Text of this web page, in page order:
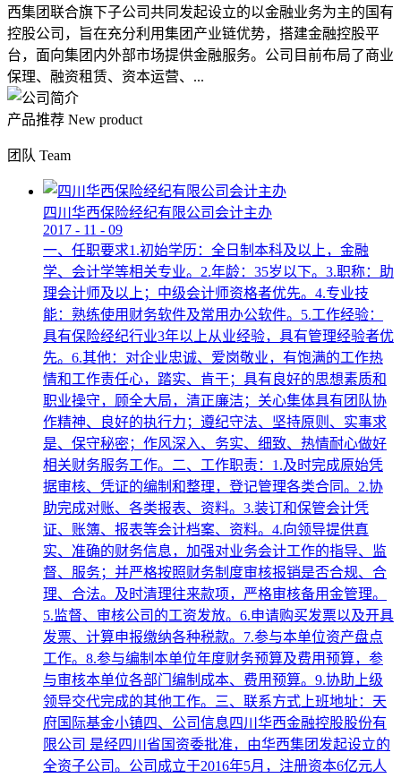
西集团联合旗下子公司共同发起设立的以金融业务为主的国有
控股公司，旨在充分利用集团产业链优势，搭建金融控股平
台，面向集团内外部市场提供金融服务。公司目前布局了商业
保理、融资租赁、资本运营、...
产品推荐 New product
团队 Team
四川华西保险经纪有限公司会计主办
2017 - 11 - 09
一、任职要求1.初始学历：全日制本科及以上，金融
学、会计学等相关专业。2.年龄：35岁以下。3.职称：助
理会计师及以上；中级会计师资格者优先。4.专业技
能：熟练使用财务软件及常用办公软件。5.工作经验：
具有保险经纪行业3年以上从业经验，具有管理经验者优
先。6.其他：对企业忠诚、爱岗敬业，有饱满的工作热
情和工作责任心，踏实、肯干；具有良好的思想素质和
职业操守，顾全大局，清正廉洁；关心集体具有团队协
作精神、良好的执行力；遵纪守法、坚持原则、实事求
是、保守秘密；作风深入、务实、细致、热情耐心做好
相关财务服务工作。二、工作职责：1.及时完成原始凭
据审核、凭证的编制和整理，登记管理各类合同。2.协
助完成对账、各类报表、资料。3.装订和保管会计凭
证、账簿、报表等会计档案、资料。4.向领导提供真
实、准确的财务信息，加强对业务会计工作的指导、监
督、服务；并严格按照财务制度审核报销是否合规、合
理、合法。及时清理往来款项，严格审核备用金管理。
5.监督、审核公司的工资发放。6.申请购买发票以及开具
发票、计算申报缴纳各种税款。7.参与本单位资产盘点
工作。8.参与编制本单位年度财务预算及费用预算，参
与审核本单位各部门编制成本、费用预算。9.协助上级
领导交代完成的其他工作。三、联系方式上班地址：天
府国际基金小镇四、公司信息四川华西金融控股股份有
限公司 是经四川省国资委批准，由华西集团发起设立的
全资子公司。公司成立于2016年5月，注册资本6亿元人